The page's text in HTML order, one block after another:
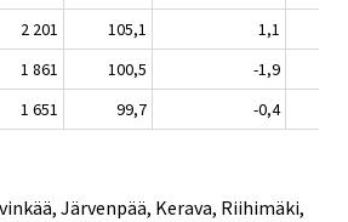
2 201 105,1
1,1
1 861 100,5
-1,9
1 651 99,7 -0,4
Järvenpää, Kerava, Riihimäki,